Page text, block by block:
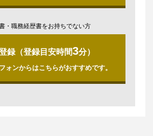
・職務経歴書をお持ちでない方
録（登録目安時間3分）
ォンからはこちらがおすすめです。